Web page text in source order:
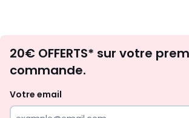
20€ OFFERTS* sur votre
commande.
Votre email